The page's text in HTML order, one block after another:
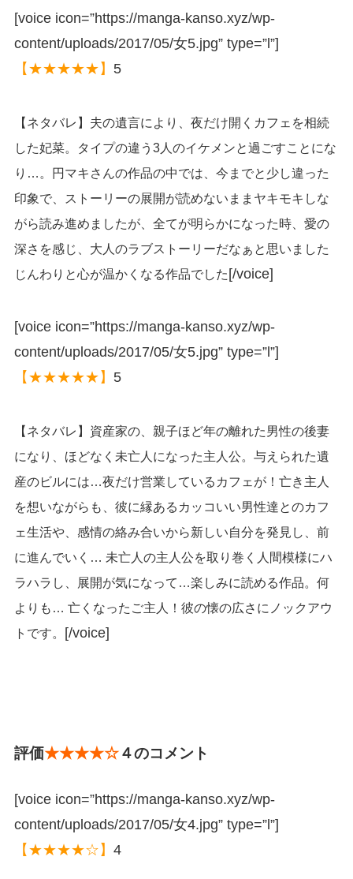
[voice icon=”https://manga-kanso.xyz/wp-
content/uploads/2017/05/女5.jpg” type=”l”]
【★★★★★】 5
【ネタバレ】夫の遺言により、夜だけ開くカフェを相続
した妃菜。タイプの違う3人のイケメンと過ごすことにな
り…。円マキさんの作品の中では、今までと少し違った
印象で、ストーリーの展開が読めないままヤキモキしな
がら読み進めましたが、全てが明らかになった時、愛の
深さを感じ、大人のラブストーリーだなぁと思いました
じんわりと心が温かくなる作品でした[/voice]
[voice icon=”https://manga-kanso.xyz/wp-
content/uploads/2017/05/女5.jpg” type=”l”]
【★★★★★】 5
【ネタバレ】資産家の、親子ほど年の離れた男性の後妻
になり、ほどなく未亡人になった主人公。与えられた遺
産のビルには…夜だけ営業しているカフェが！亡き主人
を想いながらも、彼に縁あるカッコいい男性達とのカフ
ェ生活や、感情の絡み合いから新しい自分を発見し、前
に進んでいく… 未亡人の主人公を取り巻く人間模様にハ
ラハラし、展開が気になって…楽しみに読める作品。何
よりも… 亡くなったご主人！彼の懐の広さにノックアウ
トです。
[/voice]
評価★★★★☆４のコメント
[voice icon=”https://manga-kanso.xyz/wp-
content/uploads/2017/05/女4.jpg” type=”l”]
【★★★★☆】 4